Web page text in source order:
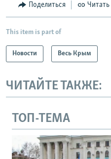
Поделиться Читать
This item is part of
Новости Весь Крым
ЧИТАЙТЕ ТАКЖЕ:
ТОП-ТЕМА